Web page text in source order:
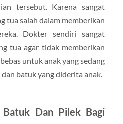
tersebut. Karena sangat
tua salah dalam memberikan
Dokter sendiri sangat
tua agar tidak memberikan
untuk anak yang sedang
batuk yang diderita anak.
Batuk Dan Pilek Bagi